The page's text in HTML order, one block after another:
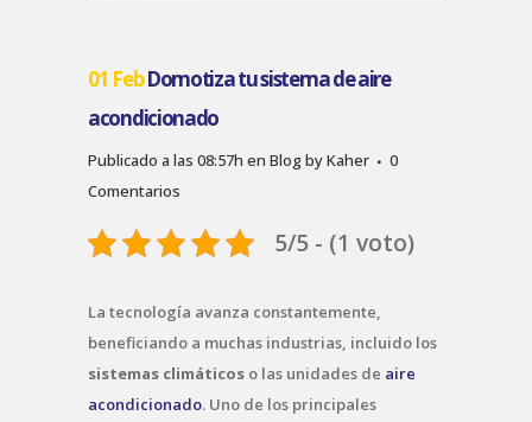
01 FebDomotiza tu sistema de aire
acondicionado
Publicado a las 08:57h en BlogbyKaher
0
Comentarios
5/5 - (1 voto)
La tecnología avanza constantemente,
beneficiando a muchas industrias, incluido los
sistemas climáticos o las unidades de aire
acondicionado. Uno de los principales